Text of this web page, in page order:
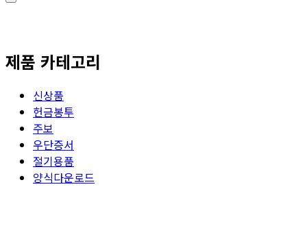
제품 카테고리
신상품
헌금봉투
주보
우단증서
절기용품
양식다운로드